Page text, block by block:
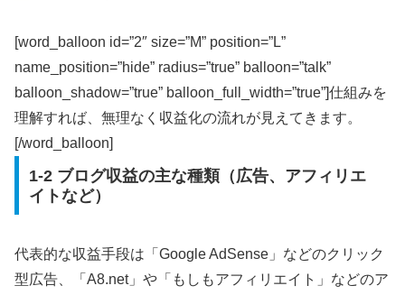
[word_balloon id=”2″ size=”M” position=”L”
name_position=”hide” radius=”true” balloon=”talk”
balloon_shadow=”true” balloon_full_width=”true”]仕組みを
理解すれば、無理なく収益化の流れが見えてきます。
[/word_balloon]
1-2 ブログ収益の主な種類（広告、アフィリエ
イトなど）
代表的な収益手段は「Google AdSense」などのクリック
型広告、「A8.net」や「もしもアフィリエイト」などのア